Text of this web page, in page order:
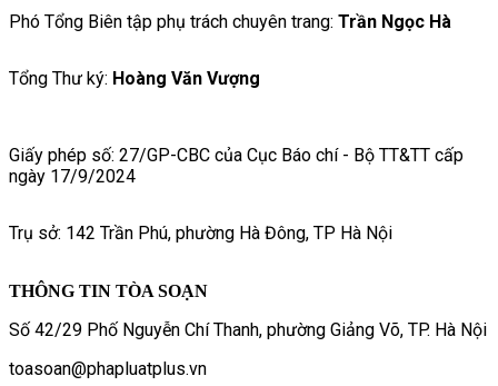
Phó Tổng Biên tập phụ trách chuyên trang: Trần Ngọc Hà
Tổng Thư ký: Hoàng Văn Vượng
Giấy phép số: 27/GP-CBC của Cục Báo chí - Bộ TT&TT cấp
ngày 17/9/2024
Trụ sở: 142 Trần Phú, phường Hà Đông, TP Hà Nội
THÔNG TIN TÒA SOẠN
Số 42/29 Phố Nguyễn Chí Thanh, phường Giảng Võ, TP. Hà Nội
toasoan@phapluatplus.vn